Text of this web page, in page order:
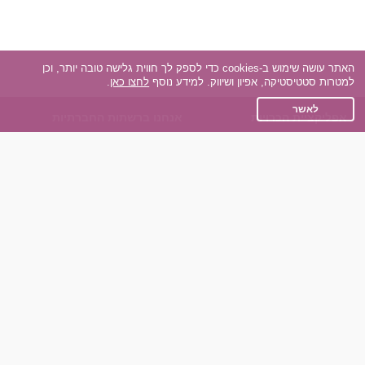
אפליקציית הכרויות
האתר עושה שימוש ב-cookies כדי לספק לך חווית גלישה טובה יותר, וכן
למטרות סטטיסטיקה, אפיון ושיווק. למידע נוסף לחצו כאן.
לאשר